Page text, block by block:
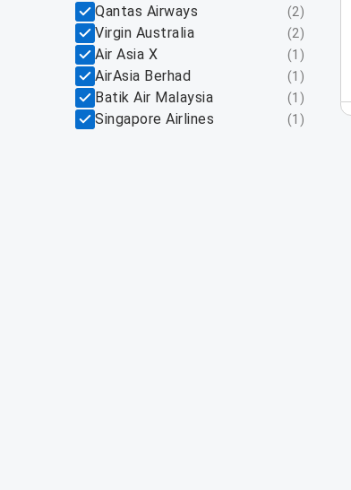
Qantas Airways (2)
Virgin Australia (2)
Air Asia X (1 )
AirAsia Berhad (1 )
Batik Air Malaysia (1 )
Singapore Airlines (1 )